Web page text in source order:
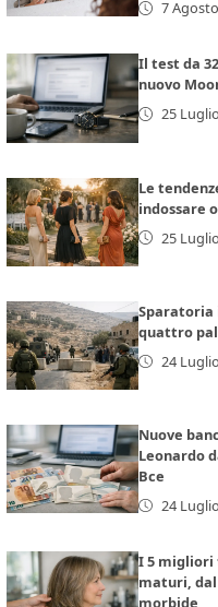
7
Il test da
nuovo
25
Le
indossare
25
Sparatoria
quattro
24
Nuove
Leonardo
Bce
24
I 5 migliori
maturi, dal
morbide